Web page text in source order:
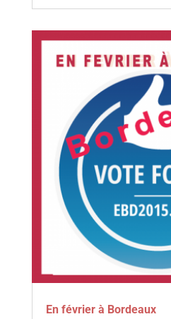
En février à Bordeaux